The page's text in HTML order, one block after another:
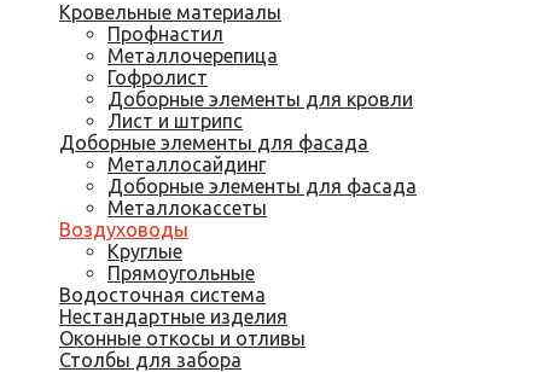
Кровельные материалы
Профнастил
Металлочерепица
Гофролист
Доборные элементы для кровли
Лист и штрипс
Доборные элементы для фасада
Металлосайдинг
Доборные элементы для фасада
Металлокассеты
Воздуховоды
Круглые
Прямоугольные
Водосточная система
Нестандартные изделия
Оконные откосы и отливы
Столбы для забора